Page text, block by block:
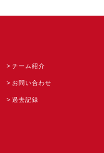
チーム紹介
お問い合わせ
過去記録